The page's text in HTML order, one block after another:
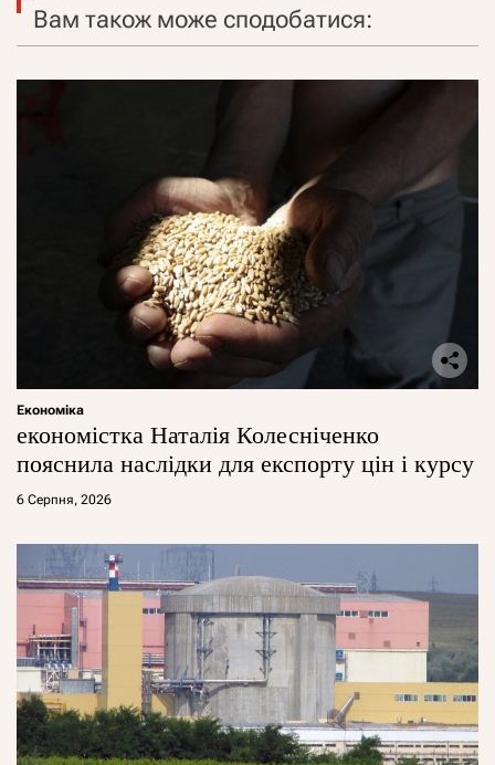
Вам також може сподобатися:
Економіка
економістка Наталія Колесніченко
пояснила наслідки для експорту цін і курсу
6 Серпня, 2026